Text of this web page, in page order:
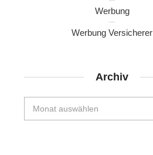
Werbung
Werbung Versicherer
Archiv